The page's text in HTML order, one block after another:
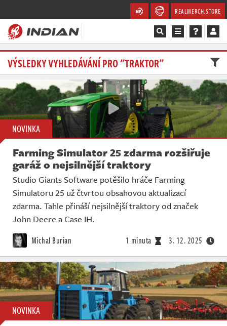
REALMERCH.STORE
Magazín
Recenze
Videa
Soutěže
Databáze
Komunita
Redakce
Živě
VÝSLEDKY VYHLEDÁVÁNÍ PRO "TRAKTOR"
NOVINKA
Farming Simulator 25 zdarma rozšiřuje
garáž o nejsilnější traktory
Studio Giants Software potěšilo hráče Farming
Simulatoru 25 už čtvrtou obsahovou aktualizací
zdarma. Tahle přináší nejsilnější traktory od značek
John Deere a Case IH.
Michal Burian 1 minuta 3. 12. 2025
NOVINKA